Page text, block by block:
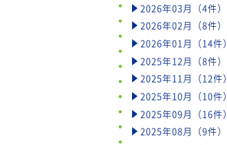
2026年03月（4件）
2026年02月（8件）
2026年01月（14件）
2025年12月（8件）
2025年11月（12件）
2025年10月（10件）
2025年09月（16件）
2025年08月（9件）